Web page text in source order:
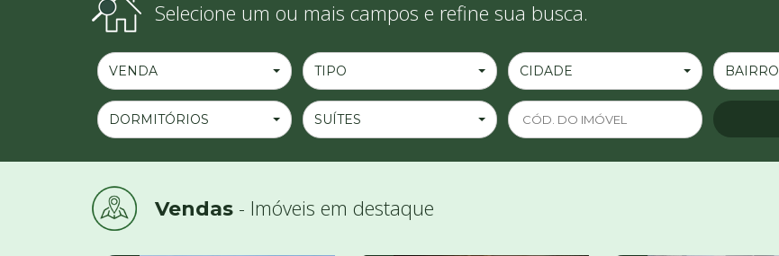
Selecione um ou mais campos e refine sua busca.
VENDA TIPO CIDADE BAIRRO
DORMITÓRIOS SUÍTES
Vendas - Imóveis em destaque